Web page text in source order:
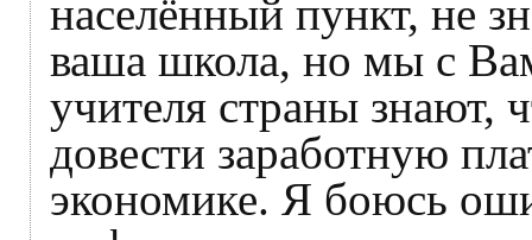
населённый пункт, не
ваша школа, но мы с
учителя страны знают,
довести заработную
экономике. Я боюсь